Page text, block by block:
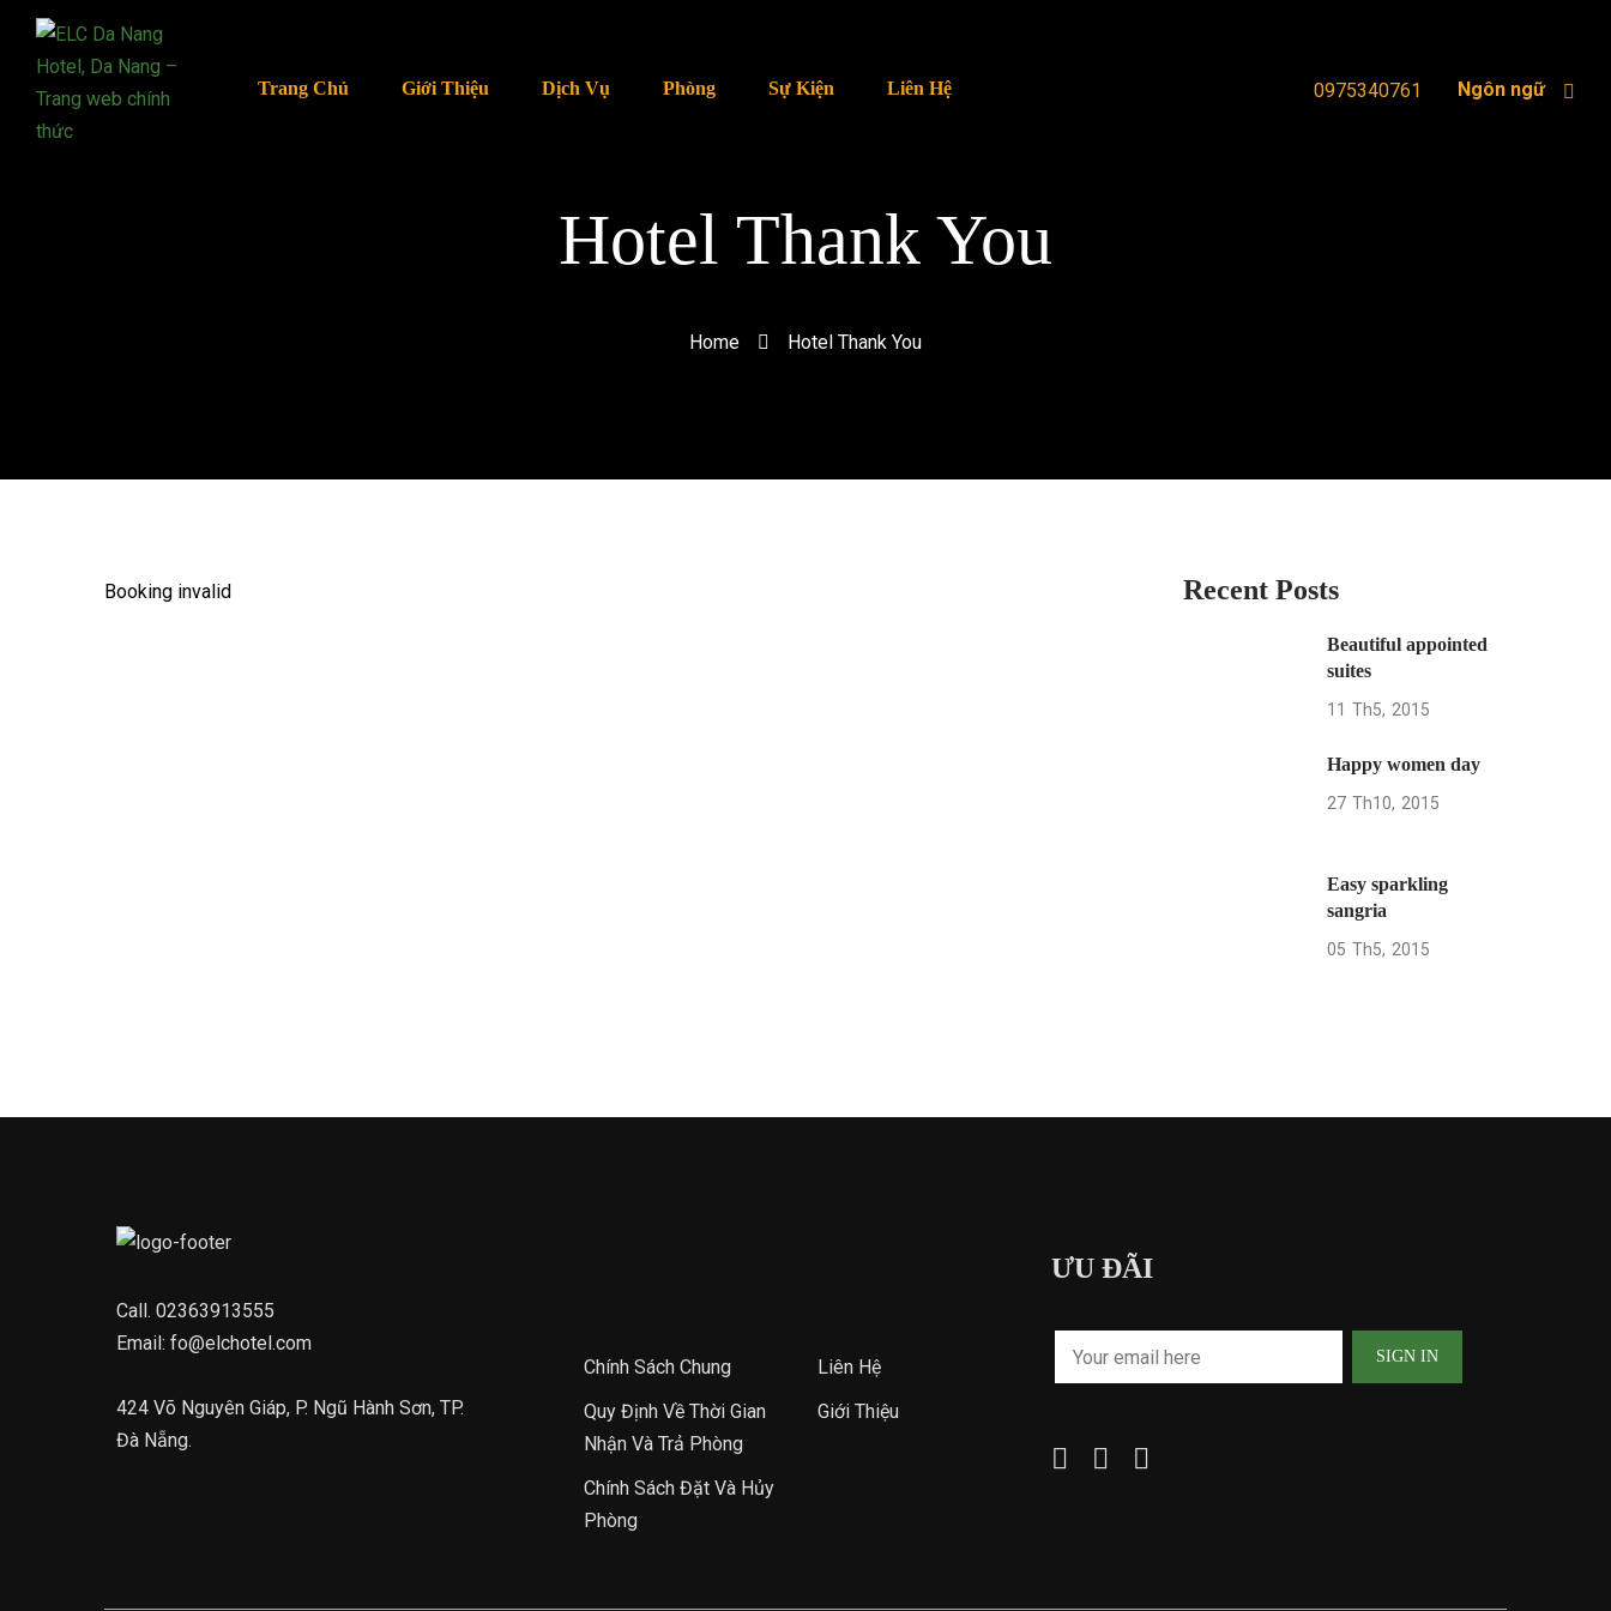
Trang Chủ Giới Thiệu Dịch Vụ Phòng Sự Kiện Liên Hệ 0975340761 Ngôn ngữ
Hotel Thank You
Home Hotel Thank You
Booking invalid Recent Posts
Beautiful appointed
suites
11 Th5 2015
Happy women day
27 Th10 2015
Easy sparkling
sangria
05 Th5 2015
Call. 02363913555
Email: fo@elchotel.com
424 Võ Nguyên Giáp, P. Ngũ Hành Sơn, TP.
Đà Nẵng.
Chính Sách Chung
Quy Định Về Thời Gian
Nhận Và Trả Phòng
Chính Sách Đặt Và Hủy
Phòng
Liên Hệ
Giới Thiệu
ƯU ĐÃI